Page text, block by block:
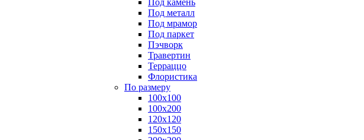
Под камень
Под металл
Под мрамор
Под паркет
Пэчворк
Травертин
Терраццо
Флористика
По размеру
100х100
100х200
120х120
150х150